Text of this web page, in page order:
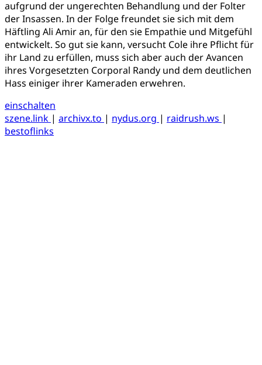
aufgrund der ungerechten Behandlung und der Folter
der Insassen. In der Folge freundet sie sich mit dem
Häftling Ali Amir an, für den sie Empathie und Mitgefühl
entwickelt. So gut sie kann, versucht Cole ihre Pflicht für
ihr Land zu erfüllen, muss sich aber auch der Avancen
ihres Vorgesetzten Corporal Randy und dem deutlichen
Hass einiger ihrer Kameraden erwehren.
einschalten
szene.link | archivx.to | nydus.org | raidrush.ws |
bestoflinks